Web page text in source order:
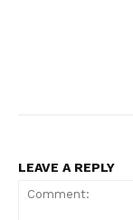
LEAVE A REPLY